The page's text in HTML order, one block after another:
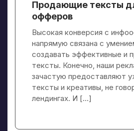
Продающие тексты
офферов
Высокая конверсия с
напрямую связана с
создавать эффективные и
тексты. Конечно, наши
зачастую предоставляют
тексты и креативы, не
лендингах. И […]